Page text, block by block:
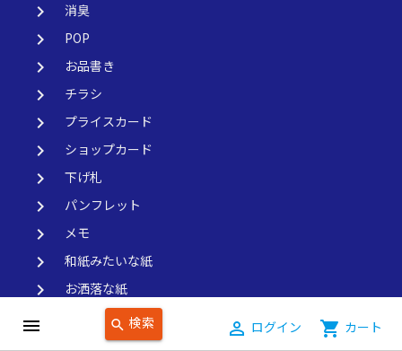
menu search 検索 person_outline ログイン shopping_cart カート
keyboard_arrow_right 消臭
keyboard_arrow_right POP
keyboard_arrow_right お品書き
keyboard_arrow_right チラシ
keyboard_arrow_right プライスカード
keyboard_arrow_right ショップカード
keyboard_arrow_right 下げ札
keyboard_arrow_right パンフレット
keyboard_arrow_right メモ
keyboard_arrow_right 和紙みたいな紙
keyboard_arrow_right お洒落な紙
keyboard_arrow_right かぶせ紙
keyboard_arrow_right プリンター用の紙（普通の厚さ、55kg）